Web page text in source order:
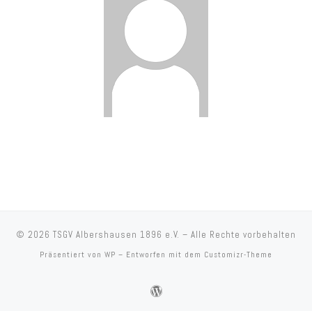
© 2026 TSGV Albershausen 1896 e.V. – Alle Rechte vorbehalten
Präsentiert von WP – Entworfen mit dem Customizr-Theme